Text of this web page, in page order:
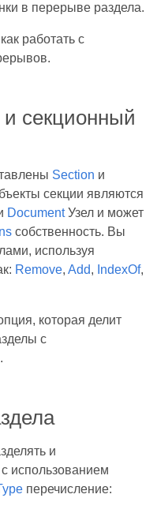
в перерыве раздела.
работать с
и секционный
Section и
секции являются
DocumentУзел и может
собственность. Вы
используя
Remove, Add, IndexOf,
которая делит
с
и
использованием
перечисление: